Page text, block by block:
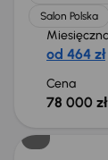
Salon Polska
od 464 zł
Cena
78 000 zł